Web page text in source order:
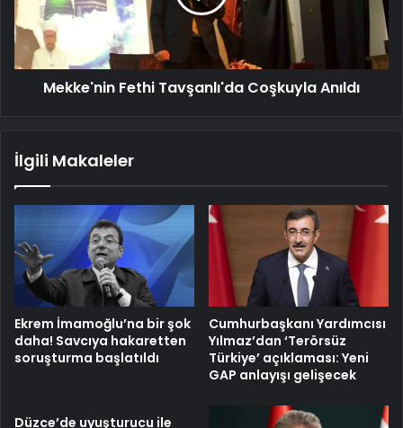
Mekke'nin Fethi Tavşanlı'da Coşkuyla Anıldı
İlgili Makaleler
Ekrem İmamoğlu’na bir şok
daha! Savcıya hakaretten
soruşturma başlatıldı
Cumhurbaşkanı Yardımcısı
Yılmaz’dan ‘Terörsüz
Türkiye’ açıklaması: Yeni
GAP anlayışı gelişecek
Düzce’de uyuşturucu ile